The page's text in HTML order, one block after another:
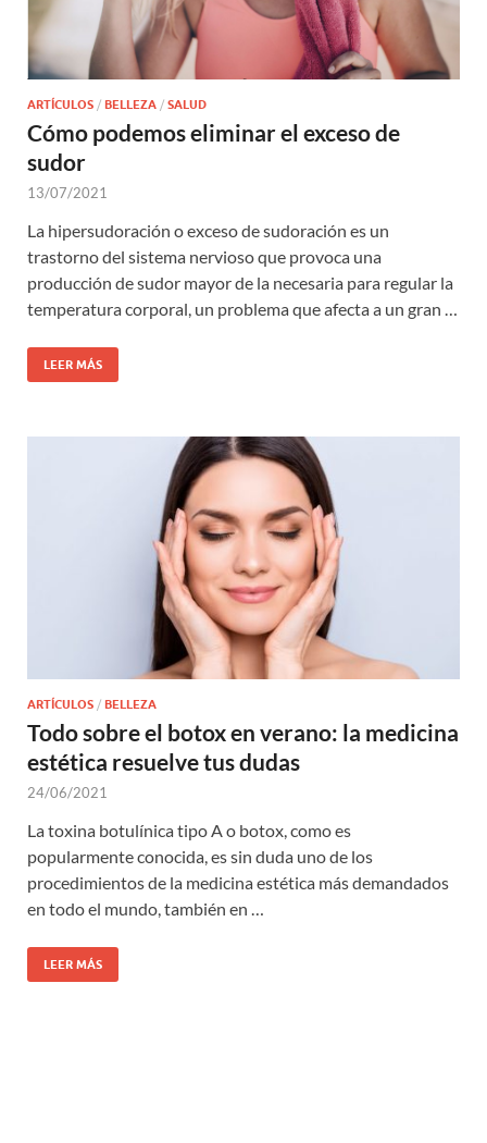
ARTÍCULOS / BELLEZA / SALUD
Cómo podemos eliminar el exceso de
sudor
13/07/2021
La hipersudoración o exceso de sudoración es un
trastorno del sistema nervioso que provoca una
producción de sudor mayor de la necesaria para regular la
temperatura corporal, un problema que afecta a un gran …
LEER MÁS
ARTÍCULOS / BELLEZA
Todo sobre el botox en verano: la medicina
estética resuelve tus dudas
24/06/2021
La toxina botulínica tipo A o botox, como es
popularmente conocida, es sin duda uno de los
procedimientos de la medicina estética más demandados
en todo el mundo, también en …
LEER MÁS